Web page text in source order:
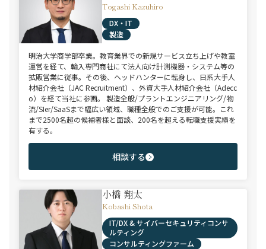
Togashi Kazuhiro
DX・IT
製造
明治大学商学部卒業。教育業界での新規サービス立ち上げや教室
運営を経て、輸入専門商社にて法人向け計測機器・システム等の
拡販営業に従事。その後、ヘッドハンターに転身し、日系大手人
材紹介会社（JAC Recruitment）、外資大手人材紹介会社（Adecc
o）を経て当社に参画。 製造全般/プラントエンジニアリング/物
流/SIer/SaaSまで幅広い領域、職種全般でのご支援が可能。これ
まで2500名超の候補者様と面談、200名を超える転職支援実績を
有する。
相談する
小橋 翔太
Kobashi Shota
IT/DX & サイバーセキュリティコンサ
ルティング
コンサルティングファーム